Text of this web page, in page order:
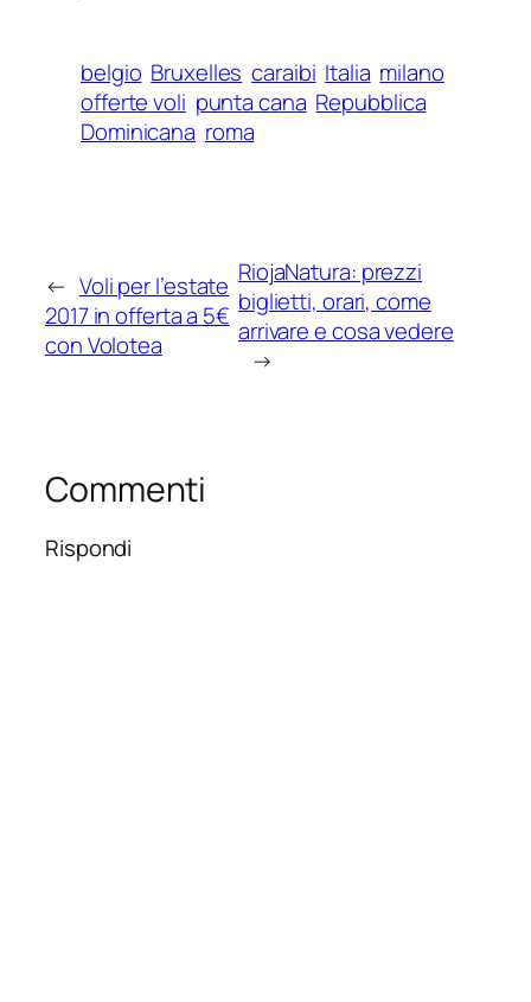
belgio Bruxelles caraibi Italia milano
offerte voli punta cana Repubblica
Dominicana roma
← Voli per l’estate
2017 in offerta a 5€
con Volotea
RiojaNatura: prezzi
biglietti, orari, come
arrivare e cosa vedere
→
Commenti
Rispondi